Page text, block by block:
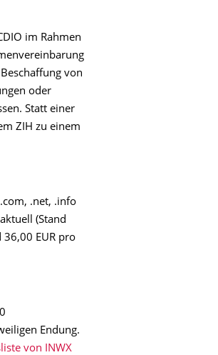
im Rahmen
von
oder
Statt einer
ZIH zu einem
.net, .info
(Stand
EUR pro
Endung.
von INWX